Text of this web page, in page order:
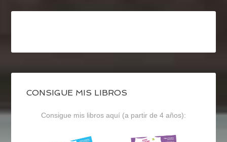
CONSIGUE MIS LIBROS
Consigue mis libros aquí (a partir de 4 años):